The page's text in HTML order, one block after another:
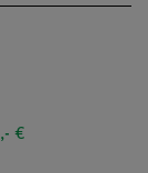
€